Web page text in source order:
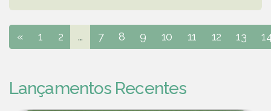
« 1 2 ... 7 8 9 10 11 12 13
Lançamentos Recentes